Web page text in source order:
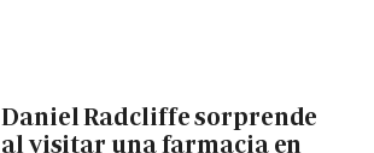
Daniel Radcliffe sorprende
al visitar una farmacia en